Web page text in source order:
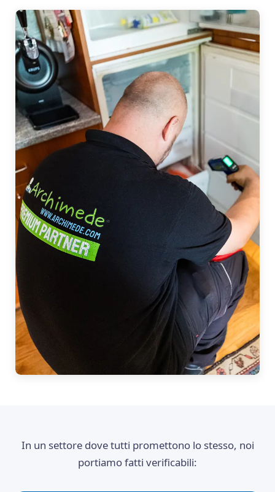
In un settore dove tutti promettono lo stesso, noi
portiamo fatti verificabili: